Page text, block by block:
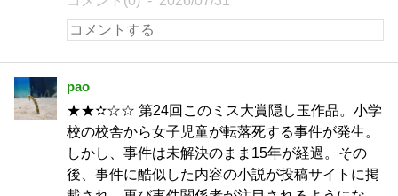
pao
★★✫☆☆ 第24回このミス大賞隠し玉作品。小学
校の校舎から女子児童が転落死する事件が発生。
しかし、事件は未解決のまま15年が経過。その
後、事件に酷似した内容の小説が投稿サイトに掲